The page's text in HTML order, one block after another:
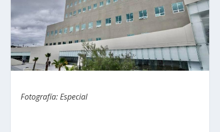
Fotografía: Especial